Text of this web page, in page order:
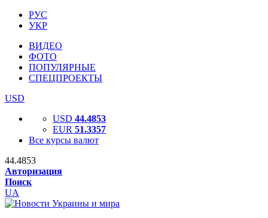
РУС
УКР
ВИДЕО
ФОТО
ПОПУЛЯРНЫЕ
СПЕЦПРОЕКТЫ
USD
USD 44.4853
EUR 51.3357
Все курсы валют
44.4853
Авторизация
Поиск
UA